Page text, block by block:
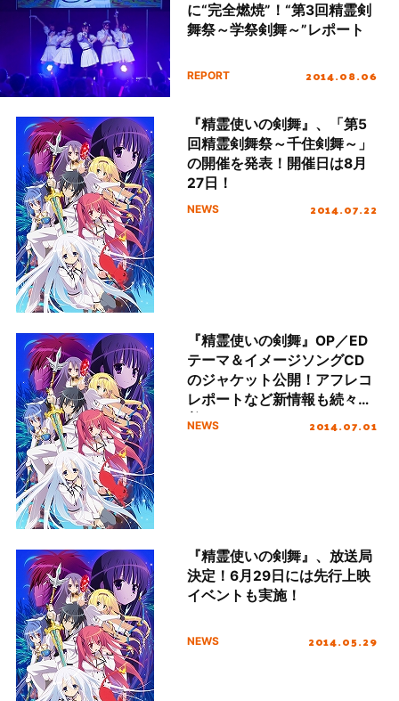
に“完全燃焼”！“第3回精霊剣
舞祭～学祭剣舞～”レポート
REPORT 2014.08.06
『精霊使いの剣舞』、「第5
回精霊剣舞祭～千住剣舞～」
の開催を発表！開催日は8月
27日！
NEWS 2014.07.22
『精霊使いの剣舞』OP／ED
テーマ＆イメージソングCD
のジャケット公開！アフレコ
レポートなど新情報も続々到
着！
NEWS 2014.07.01
『精霊使いの剣舞』、放送局
決定！6月29日には先行上映
イベントも実施！
NEWS 2014.05.29